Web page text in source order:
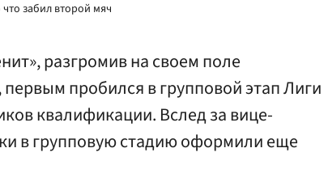
забил второй мяч
разгромив на своем поле
пробился в групповой этап Лиги
квалификации. Вслед за вице-
в групповую стадию оформили еще